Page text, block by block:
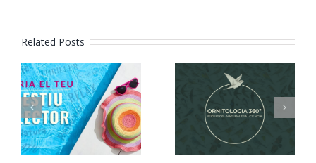
Related Posts
Tria el teu
estiu
lector
Ornitologia
360º